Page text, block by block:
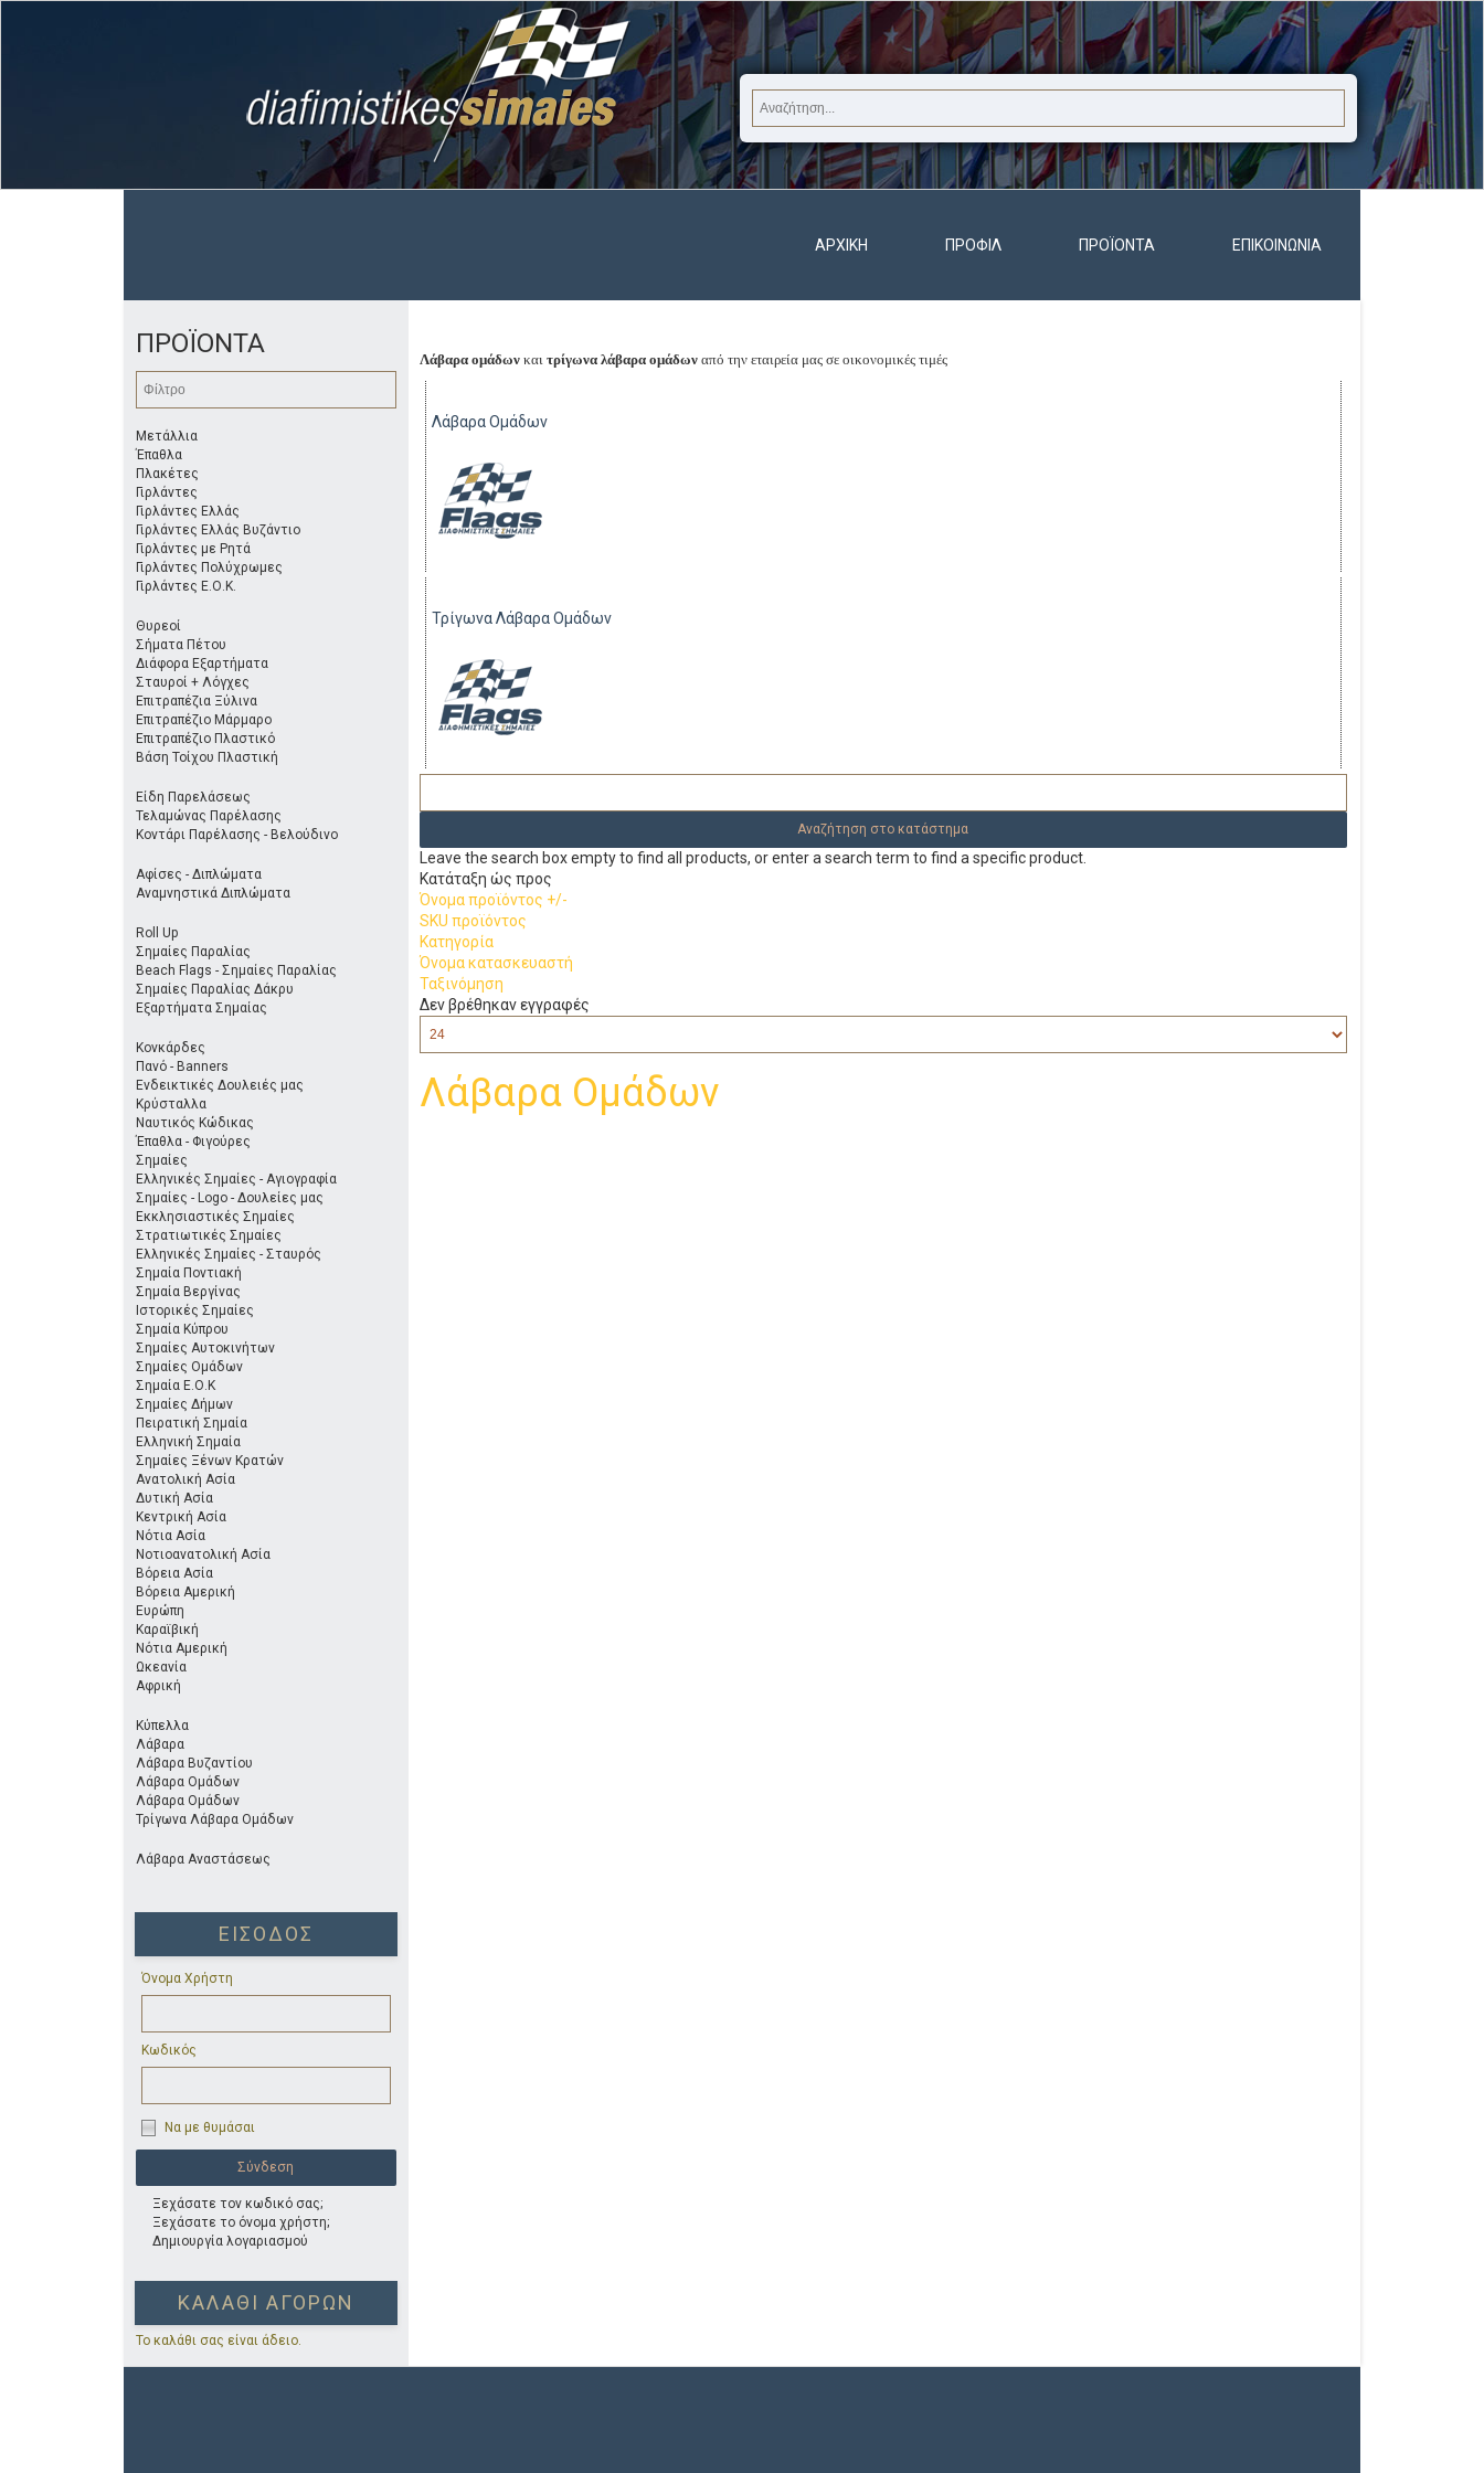
ΑΡΧΙΚΉ ΠΡΟΦΊΛ ΠΡΟΪΌΝΤΑ ΕΠΙΚΟΙΝΩΝΊΑ
ΠΡΟΪΟΝΤΑ
Μετάλλια
Έπαθλα
Πλακέτες
Γιρλάντες
Γιρλάντες Ελλάς
Γιρλάντες Ελλάς Βυζάντιο
Γιρλάντες με Ρητά
Γιρλάντες Πολύχρωμες
Γιρλάντες Ε.Ο.Κ.
Θυρεοί
Σήματα Πέτου
Διάφορα Εξαρτήματα
Σταυροί + Λόγχες
Επιτραπέζια Ξύλινα
Επιτραπέζιο Μάρμαρο
Επιτραπέζιο Πλαστικό
Βάση Τοίχου Πλαστική
Είδη Παρελάσεως
Τελαμώνας Παρέλασης
Κοντάρι Παρέλασης - Βελούδινο
Αφίσες - Διπλώματα
Αναμνηστικά Διπλώματα
Roll Up
Σημαίες Παραλίας
Beach Flags - Σημαίες Παραλίας
Σημαίες Παραλίας Δάκρυ
Εξαρτήματα Σημαίας
Κονκάρδες
Πανό - Banners
Ενδεικτικές Δουλειές μας
Κρύσταλλα
Ναυτικός Κώδικας
Έπαθλα - Φιγούρες
Σημαίες
Ελληνικές Σημαίες - Αγιογραφία
Σημαίες - Logo - Δουλείες μας
Εκκλησιαστικές Σημαίες
Στρατιωτικές Σημαίες
Ελληνικές Σημαίες - Σταυρός
Σημαία Ποντιακή
Σημαία Βεργίνας
Ιστορικές Σημαίες
Σημαία Κύπρου
Σημαίες Αυτοκινήτων
Σημαίες Ομάδων
Σημαία Ε.Ο.Κ
Σημαίες Δήμων
Πειρατική Σημαία
Ελληνική Σημαία
Σημαίες Ξένων Κρατών
Ανατολική Ασία
Δυτική Ασία
Κεντρική Ασία
Νότια Ασία
Νοτιοανατολική Ασία
Βόρεια Ασία
Βόρεια Αμερική
Ευρώπη
Καραϊβική
Νότια Αμερική
Ωκεανία
Αφρική
Κύπελλα
Λάβαρα
Λάβαρα Βυζαντίου
Λάβαρα Ομάδων
Λάβαρα Ομάδων
Τρίγωνα Λάβαρα Ομάδων
Λάβαρα Αναστάσεως
ΕΊΣΟΔΟΣ
Όνομα Χρήστη
Κωδικός
Να με θυμάσαι
Ξεχάσατε τον κωδικό σας;
Ξεχάσατε το όνομα χρήστη;
Δημιουργία λογαριασμού
ΚΑΛΆΘΙ ΑΓΟΡΏΝ
Το καλάθι σας είναι άδειο.
Λάβαρα ομάδων καιτρίγωνα λάβαρα ομάδων από την εταιρεία μας σε οικονομικές τιμές
Λάβαρα Ομάδων
Τρίγωνα Λάβαρα Ομάδων
Leave the search box empty to find all products, or enter a search term to find a specific product.
Κατάταξη ώς προς
Όνομα προϊόντος +/-
SKU προϊόντος
Κατηγορία
Όνομα κατασκευαστή
Ταξινόμηση
Δεν βρέθηκαν εγγραφές
Λάβαρα Ομάδων